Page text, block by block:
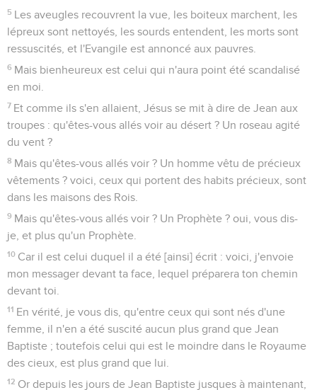
5 Les aveugles recouvrent la vue, les boiteux marchent, les
lépreux sont nettoyés, les sourds entendent, les morts sont
ressuscités, et l'Evangile est annoncé aux pauvres.
6 Mais bienheureux est celui qui n'aura point été scandalisé
en moi.
7 Et comme ils s'en allaient, Jésus se mit à dire de Jean aux
troupes : qu'êtes-vous allés voir au désert ? Un roseau agité
du vent ?
8 Mais qu'êtes-vous allés voir ? Un homme vêtu de précieux
vêtements ? voici, ceux qui portent des habits précieux, sont
dans les maisons des Rois.
9 Mais qu'êtes-vous allés voir ? Un Prophète ? oui, vous dis-
je, et plus qu'un Prophète.
10 Car il est celui duquel il a été [ainsi] écrit : voici, j'envoie
mon messager devant ta face, lequel préparera ton chemin
devant toi.
11 En vérité, je vous dis, qu'entre ceux qui sont nés d'une
femme, il n'en a été suscité aucun plus grand que Jean
Baptiste ; toutefois celui qui est le moindre dans le Royaume
des cieux, est plus grand que lui.
12 Or depuis les jours de Jean Baptiste jusques à maintenant,